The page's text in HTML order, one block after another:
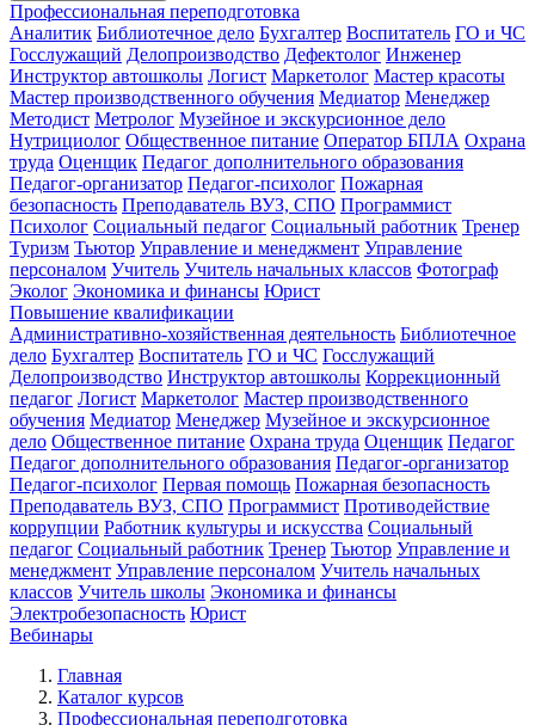
Профессиональная переподготовка
Аналитик Библиотечное дело Бухгалтер Воспитатель ГО и ЧС
Госслужащий Делопроизводство Дефектолог Инженер
Инструктор автошколы Логист Маркетолог Мастер красоты
Мастер производственного обучения Медиатор Менеджер
Методист Метролог Музейное и экскурсионное дело
Нутрициолог Общественное питание Оператор БПЛА Охрана
труда Оценщик Педагог дополнительного образования
Педагог-организатор Педагог-психолог Пожарная
безопасность Преподаватель ВУЗ, СПО Программист
Психолог Социальный педагог Социальный работник Тренер
Туризм Тьютор Управление и менеджмент Управление
персоналом Учитель Учитель начальных классов Фотограф
Эколог Экономика и финансы Юрист
Повышение квалификации
Административно-хозяйственная деятельность Библиотечное
дело Бухгалтер Воспитатель ГО и ЧС Госслужащий
Делопроизводство Инструктор автошколы Коррекционный
педагог Логист Маркетолог Мастер производственного
обучения Медиатор Менеджер Музейное и экскурсионное
дело Общественное питание Охрана труда Оценщик Педагог
Педагог дополнительного образования Педагог-организатор
Педагог-психолог Первая помощь Пожарная безопасность
Преподаватель ВУЗ, СПО Программист Противодействие
коррупции Работник культуры и искусства Социальный
педагог Социальный работник Тренер Тьютор Управление и
менеджмент Управление персоналом Учитель начальных
классов Учитель школы Экономика и финансы
Электробезопасность Юрист
Вебинары
Главная
Каталог курсов
Профессиональная переподготовка